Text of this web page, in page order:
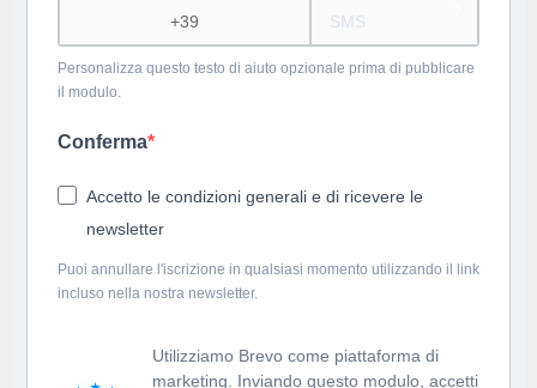
Personalizza questo testo di aiuto opzionale prima di pubblicare
il modulo.
Conferma
Accetto le condizioni generali e di ricevere le
newsletter
Puoi annullare l'iscrizione in qualsiasi momento utilizzando il link
incluso nella nostra newsletter.
Utilizziamo Brevo come piattaforma di
marketing. Inviando questo modulo, accetti